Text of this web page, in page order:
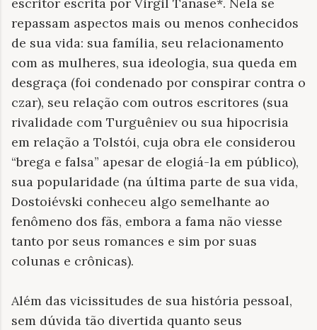
repassam aspectos mais ou menos conhecidos
de sua vida: sua família, seu relacionamento
com as mulheres, sua ideologia, sua queda em
desgraça (foi condenado por conspirar contra o
czar), seu relação com outros escritores (sua
rivalidade com Turguêniev ou sua hipocrisia
em relação a Tolstói, cuja obra ele considerou
“brega e falsa” apesar de elogiá-la em público),
sua popularidade (na última parte de sua vida,
Dostoiévski conheceu algo semelhante ao
fenômeno dos fãs, embora a fama não viesse
tanto por seus romances e sim por suas
colunas e crônicas).
Além das vicissitudes de sua história pessoal,
sem dúvida tão divertida quanto seus